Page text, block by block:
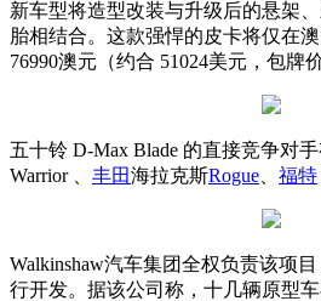
新车型将造型改装与升级后的悬架
胎相结合。这款强悍的皮卡将仅在
76990澳元（约合 51024美元，包牌价
五十铃 D-Max Blade 的直接竞争对
Warrior 、 丰田海拉克斯Rogue 福特
Walkinshaw汽车集团全权负责该项
行开发。据该公司称，十几辆原型